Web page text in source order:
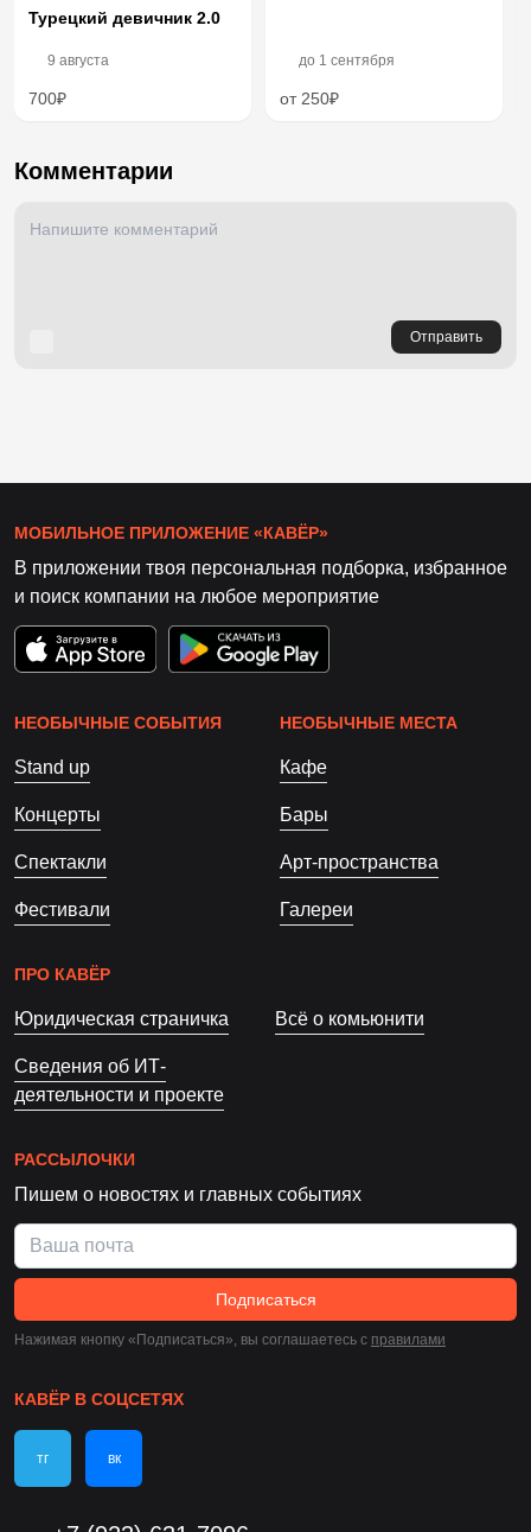
Турецкий девичник 2.0
9 августа
700₽
до 1 сентября
от 250₽
Комментарии
Отправить
МОБИЛЬНОЕ ПРИЛОЖЕНИЕ «КАВЁР»
В приложении твоя персональная подборка, избранное
и поиск компании на любое мероприятие
НЕОБЫЧНЫЕ СОБЫТИЯ
Stand up
Концерты
Спектакли
Фестивали
НЕОБЫЧНЫЕ МЕСТА
Кафе
Бары
Арт-пространства
Галереи
ПРО КАВЁР
Юридическая страничка Всё о комьюнити
Сведения об ИТ-
деятельности и проекте
РАССЫЛОЧКИ
Пишем о новостях и главных событиях
Подписаться
Нажимая кнопку «Подписаться», вы соглашаетесь c правилами
КАВЁР В СОЦСЕТЯХ
тг вк